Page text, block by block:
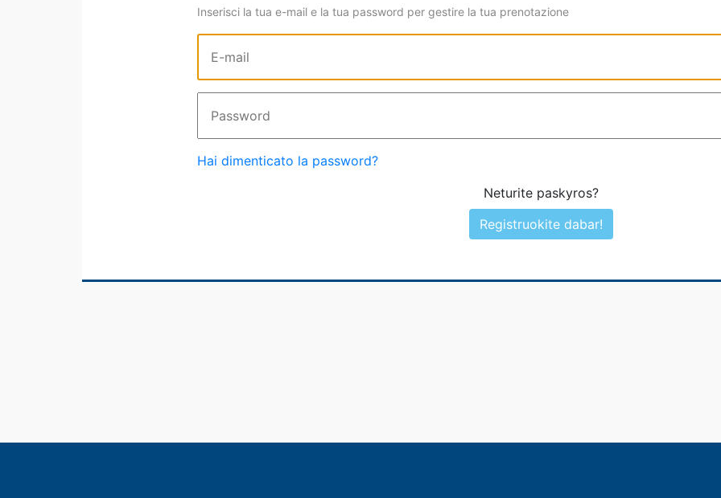
Inserisci la tua e-mail e la tua password per gestire la tua prenotazione
Hai dimenticato la password?
Neturite paskyros?
Registruokite dabar!